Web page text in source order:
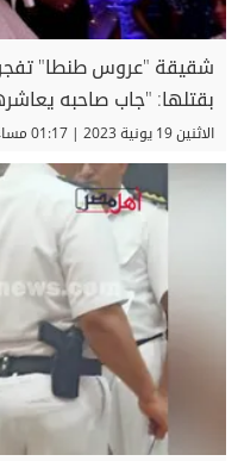
شقيقة "عروس طنطا" تفجر
بقتلها: "جاب صاحبه
الاثنين 19 يونية 2023 | 01:17 مساءً